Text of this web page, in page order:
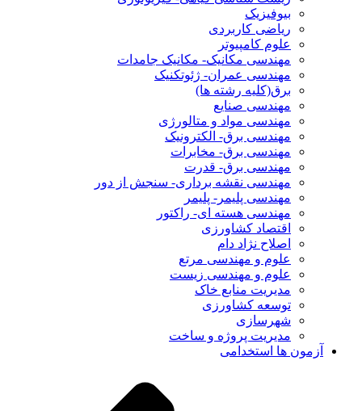
بیوفیزیک
ریاضی کاربردی
علوم کامپیوتر
مهندسی مکانیک- مکانیک جامدات
مهندسی عمران- ژئوتکنیک
برق(کلیه رشته ها)
مهندسی صنایع
مهندسی مواد و متالورژی
مهندسی برق- الکترونیک
مهندسی برق- مخابرات
مهندسی برق- قدرت
مهندسی نقشه برداری- سنجش از دور
مهندسی پلیمر- پلیمر
مهندسی هسته ای- راکتور
اقتصاد کشاورزی
اصلاح نژاد دام
علوم و مهندسی مرتع
علوم و مهندسی زیست
مدیریت منابع خاک
توسعه کشاورزی
شهرسازی
مدیریت پروژه و ساخت
آزمون ها استخدامی